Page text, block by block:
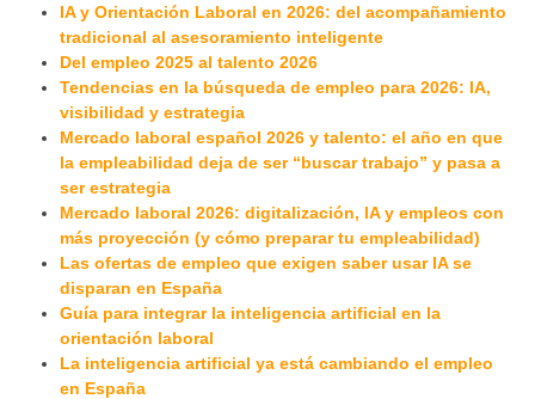
IA y Orientación Laboral en 2026: del acompañamiento
tradicional al asesoramiento inteligente
Del empleo 2025 al talento 2026
Tendencias en la búsqueda de empleo para 2026: IA,
visibilidad y estrategia
Mercado laboral español 2026 y talento: el año en que
la empleabilidad deja de ser “buscar trabajo” y pasa a
ser estrategia
Mercado laboral 2026: digitalización, IA y empleos con
más proyección (y cómo preparar tu empleabilidad)
Las ofertas de empleo que exigen saber usar IA se
disparan en España
Guía para integrar la inteligencia artificial en la
orientación laboral
La inteligencia artificial ya está cambiando el empleo
en España